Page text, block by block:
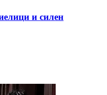
и силен